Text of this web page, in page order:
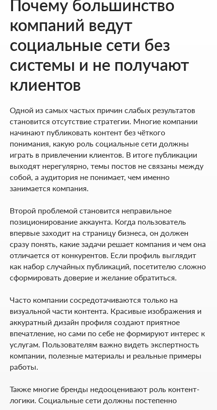
Почему большинство
компаний ведут
социальные сети без
системы и не получают
клиентов
Одной из самых частых причин слабых результатов
становится отсутствие стратегии. Многие компании
начинают публиковать контент без чёткого
понимания, какую роль социальные сети должны
играть в привлечении клиентов. В итоге публикации
выходят нерегулярно, темы постов не связаны между
собой, а аудитория не понимает, чем именно
занимается компания.
Второй проблемой становится неправильное
позиционирование аккаунта. Когда пользователь
впервые заходит на страницу бизнеса, он должен
сразу понять, какие задачи решает компания и чем она
отличается от конкурентов. Если профиль выглядит
как набор случайных публикаций, посетителю сложно
сформировать доверие и желание обратиться.
Часто компании сосредотачиваются только на
визуальной части контента. Красивые изображения и
аккуратный дизайн профиля создают приятное
впечатление, но сами по себе не формируют интерес к
услугам. Пользователям важно видеть экспертность
компании, полезные материалы и реальные примеры
работы.
Также многие бренды недооценивают роль контент-
логики. Социальные сети должны постепенно